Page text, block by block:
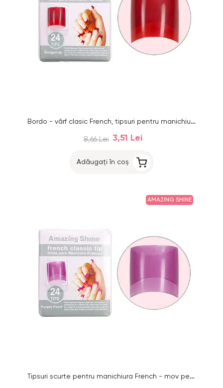
Bordo - vârf clasic French, tipsuri pentru manichiura French, 24buc
8,66 Lei 3,51 Lei
Adăugați în coș
AMAZING SHINE
Tipsuri scurte pentru manichiura French - mov perlat, vârf clasic French, 24buc